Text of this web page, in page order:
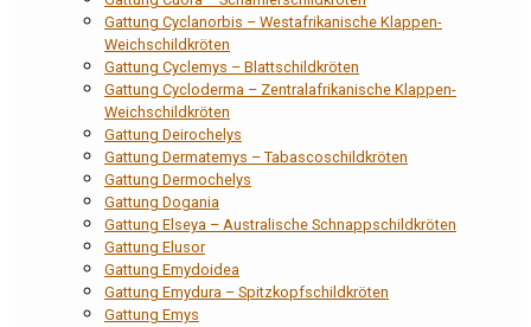
Gattung Cyclanorbis – Westafrikanische Klappen-
Weichschildkröten
Gattung Cyclemys – Blattschildkröten
Gattung Cycloderma – Zentralafrikanische Klappen-
Weichschildkröten
Gattung Deirochelys
Gattung Dermatemys – Tabascoschildkröten
Gattung Dermochelys
Gattung Dogania
Gattung Elseya – Australische Schnappschildkröten
Gattung Elusor
Gattung Emydoidea
Gattung Emydura – Spitzkopfschildkröten
Gattung Emys